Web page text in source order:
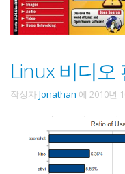
Linux 비디오
작성자Jonathan 에 2010년